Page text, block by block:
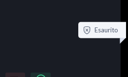
Esaurito